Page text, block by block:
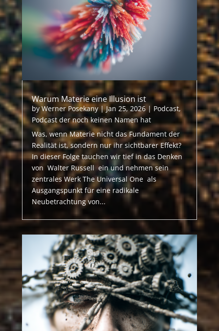
Warum Materie eine Illusion ist
byWerner Posekany|Jan 25, 2026| Podcast,
Podcast der noch keinen Namen hat
Was, wenn Materie nicht das Fundament der
Realität ist, sondern nur ihr sichtbarer Effekt?
In dieser Folge tauchen wir tief in das Denken
von Walter Russell ein und nehmen sein
zentrales Werk The Universal One als
Ausgangspunkt für eine radikale
Neubetrachtung von...